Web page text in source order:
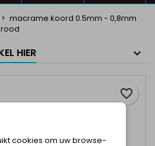
macrame koord 0.5mm - 0,8mm
HIER
favorite_border
cookies om uw browse-